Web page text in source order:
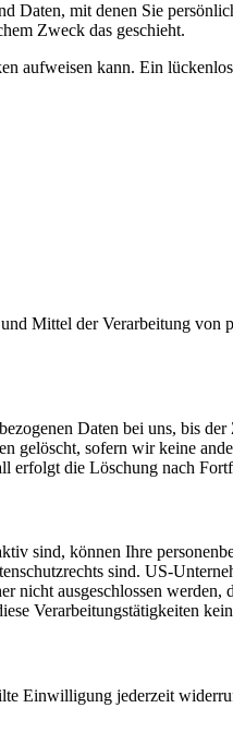
Daten, mit denen Sie
Zweck das geschieht.
aufweisen kann. Ein
Mittel der Verarbeitung
Daten bei uns, bis
gelöscht, sofern wir keine
erfolgt die Löschung nach
sind, können Ihre
sind. US-
nicht ausgeschlossen
Verarbeitungstätigkeiten
Einwilligung jederzeit